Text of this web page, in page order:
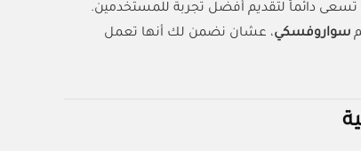
دائماً لتقديم أفضل تجربة للمستخدمين.
سواروفسكي، عشان نضمن لك أنها تعمل